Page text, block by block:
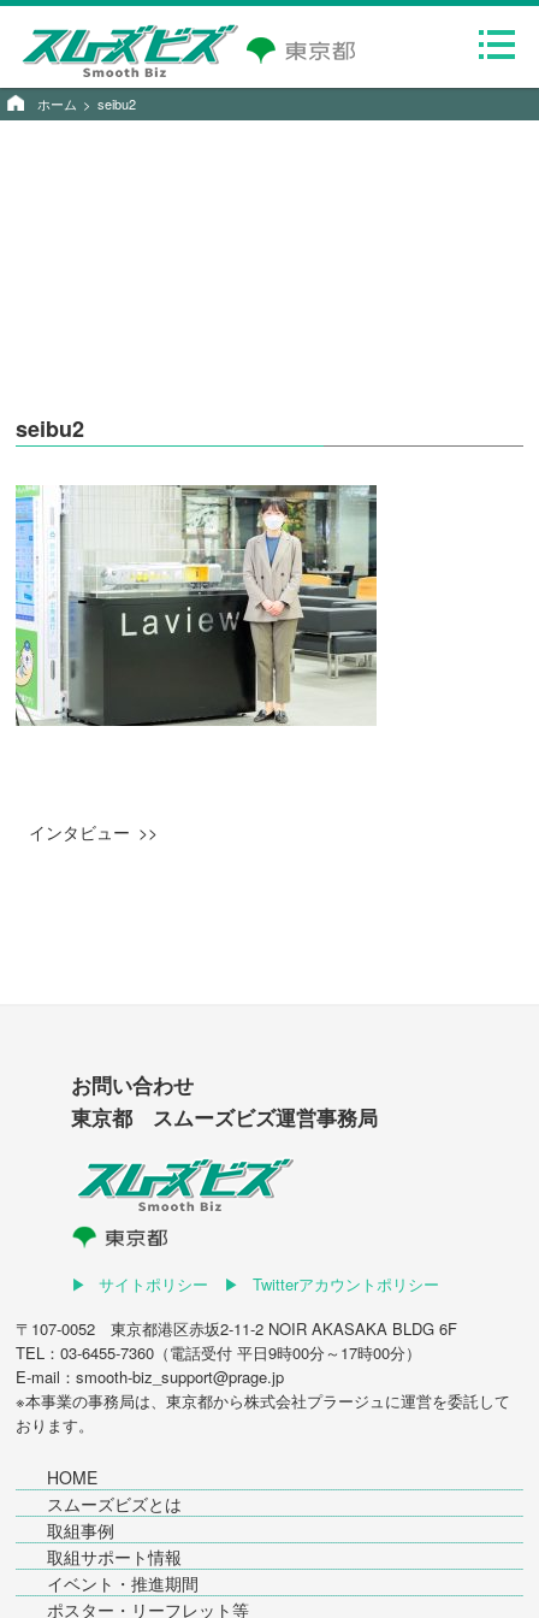
ホーム seibu2
seibu2
インタビュー
お問い合わせ
東京都 スムーズビズ運営事務局
サイトポリシー
Twitterアカウントポリシー
〒107-0052 東京都港区赤坂2-11-2 NOIR AKASAKA BLDG 6F
TEL：03-6455-7360（電話受付 平日9時00分～17時00分）
E-mail：smooth-biz_support@prage.jp
※本事業の事務局は、東京都から株式会社プラージュに運営を委託して
おります。
HOME
スムーズビズとは
取組事例
取組サポート情報
イベント・推進期間
ポスター・リーフレット等